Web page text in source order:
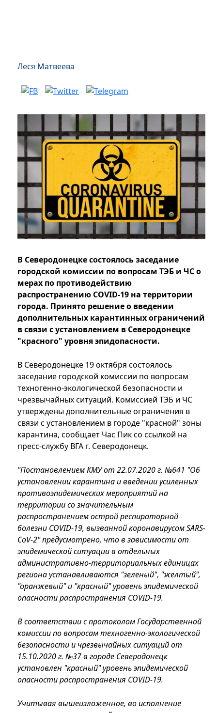
Леся Матвеева
В Северодонецке состоялось заседание
городской комиссии по вопросам ТЭБ и ЧС о
мерах по противодействию
распространению COVID-19 на территории
города. Принято решение о введении
дополнительных карантинных ограничений
в связи с установлением в Северодонецке
"красного" уровня эпидопасности.
В Северодонецке 19 октября состоялось
заседание городской комиссии по вопросам
техногенно-экологической безопасности и
чрезвычайных ситуаций. Комиссией ТЭБ и ЧС
утверждены дополнительные ограничения в
связи с установлением в городе "красной" зоны
карантина, сообщает Час Пик со ссылкой на
пресс-службу ВГА г. Северодонецк.
"Постановлением КМУ от 22.07.2020 г. №641 "Об
установлении карантина и введении усиленных
противоэпидемических мероприятий на
территории со значительным
распространением острой респираторной
болезни COVID-19, вызванной коронавирусом SARS-
CoV-2" предусмотрено, что в зависимости от
эпидемической ситуации в отдельных
административно-территориальных единицах
региона устанавливаются "зеленый", "желтый",
"оранжевый" и "красный" уровень эпидемической
опасности распространения COVID-19.
В соответствии с протоколом Государственной
комиссии по вопросам техногенно-экологической
безопасности и чрезвычайных ситуаций от
15.10.2020 г. №37 в городе Северодонецк
установлен "красный" уровень эпидемической
опасности распространения COVID-19.
Учитывая вышеизложенное, во исполнение